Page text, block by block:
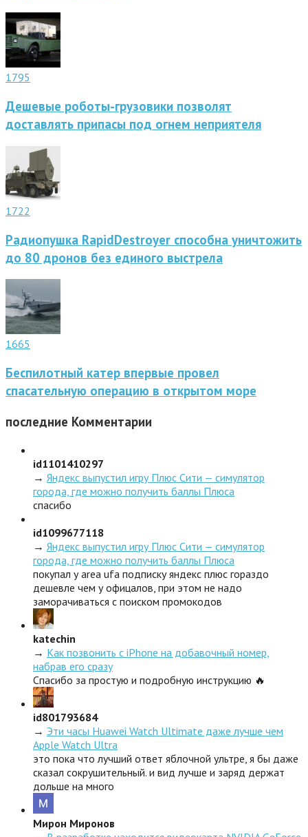
1795
Дешевые роботы-грузовики позволят
доставлять припасы под огнем неприятеля
1722
Радиопушка RapidDestroyer способна уничтожить
до 80 дронов без единого выстрела
1665
Беспилотный катер впервые провел
спасательную операцию в открытом море
последние Комментарии
id1101410297
→ Яндекс выпустил игру Плюс Сити — симулятор
города, где можно получить баллы Плюса
спасибо
id1099677118
→ Яндекс выпустил игру Плюс Сити — симулятор
города, где можно получить баллы Плюса
покупал у area ufa подписку яндекс плюс гораздо
дешевле чем у офицалов, при этом не надо
заморачиваться с поиском промокодов
katechin
→ Как позвонить с iPhone на добавочный номер,
набрав его сразу
Спасибо за простую и подробную инструкцию 🔥
id801793684
→ Эти часы Huawei Watch Ultimate даже лучше чем
Apple Watch Ultra
это пока что лучший ответ яблочной ультре, я бы даже
сказал сокрушительный. и вид лучше и заряд держат
дольше на много
Мирон Миронов